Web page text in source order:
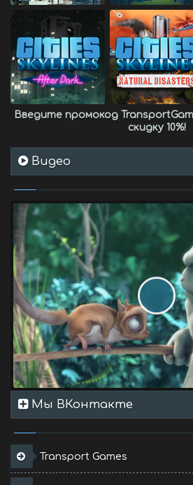
Введите промокод
скидку 10%!
Видео
Мы ВКонтакте
Transport Games